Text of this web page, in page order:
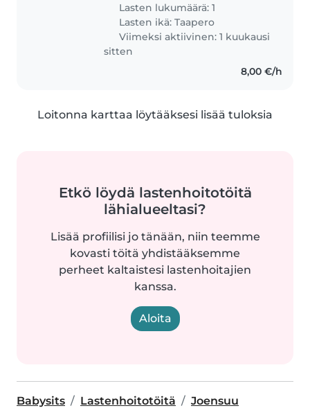
Lasten lukumäärä: 1
Lasten ikä:Taapero
Viimeksi aktiivinen: 1 kuukausi
sitten
8,00 €/h
Loitonna karttaa löytääksesi lisää tuloksia
Etkö löydä lastenhoitotöitä
lähialueeltasi?
Lisää profiilisi jo tänään, niin teemme
kovasti töitä yhdistääksemme
perheet kaltaistesi lastenhoitajien
kanssa.
Aloita
Babysits Lastenhoitotöitä Joensuu